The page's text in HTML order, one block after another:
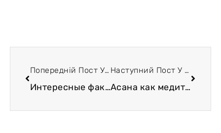
Попередній Пост У Блозі
Интересные факты о действии кофе на организм
Наступний Пост У Блозі
Асана как медитация